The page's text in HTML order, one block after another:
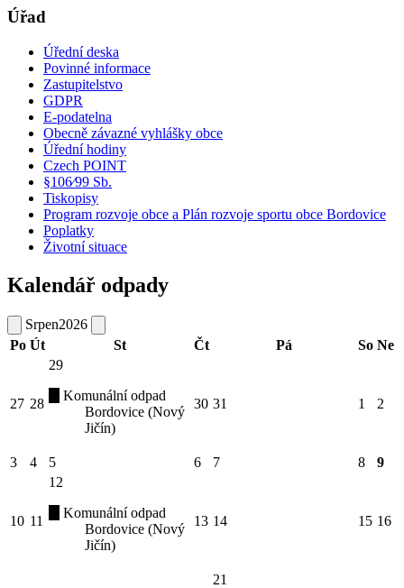
Úřad
Úřední deska
Povinné informace
Zastupitelstvo
GDPR
E-podatelna
Obecně závazné vyhlášky obce
Úřední hodiny
Czech POINT
§106⁄99 Sb.
Tiskopisy
Program rozvoje obce a Plán rozvoje sportu obce Bordovice
Poplatky
Životní situace
Kalendář odpady
Srpen2026
Po Út St Čt Pá So Ne
27 28
29
Komunální odpad
Bordovice (Nový
Jičín)
30 31 1 2
3 4 5 6 7 8 9
10 11
12
Komunální odpad
Bordovice (Nový
Jičín)
13 14 15 16
21